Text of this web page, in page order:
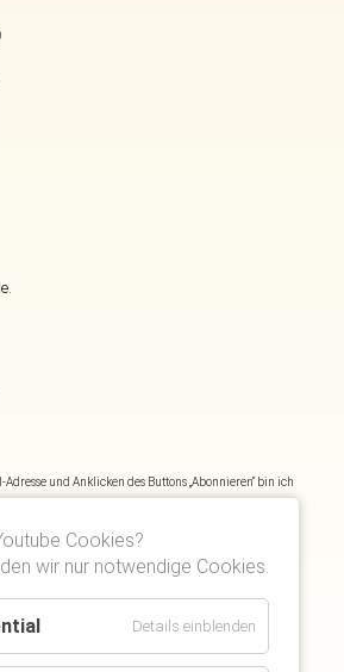
und Anklicken des Buttons „Abonnieren“ bin ich
& monatliche Inspirationen via
Cookies?
wir nur notwendige Cookies.
Details einblenden